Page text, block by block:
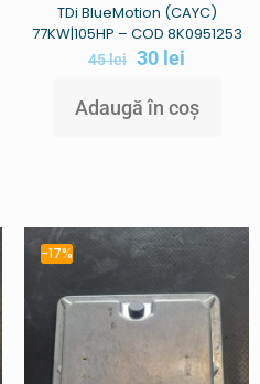
TDi BlueMotion (CAYC)
77KW|105HP – COD 8K0951253
45lei 30 lei
Adaugă în coș
-17%